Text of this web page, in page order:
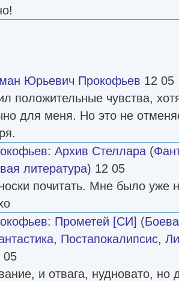
Юрьевич Прокофьев 12 05
положительные чувства,
для меня. Но это не
: Архив Стеллара (
литература) 12 05
почитать. Мне было уже
: Прометей [СИ] (
, Постапокалипсис,
05
и отвага, нудновато, но